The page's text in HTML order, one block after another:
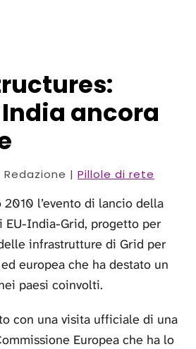
India ancora
Redazione | Pillole di rete
2010 l’evento di lancio della
EU-India-Grid, progetto per
infrastrutture di Grid per
europea che ha destato un
paesi coinvolti.
con una visita ufficiale di una
Europea che ha lo